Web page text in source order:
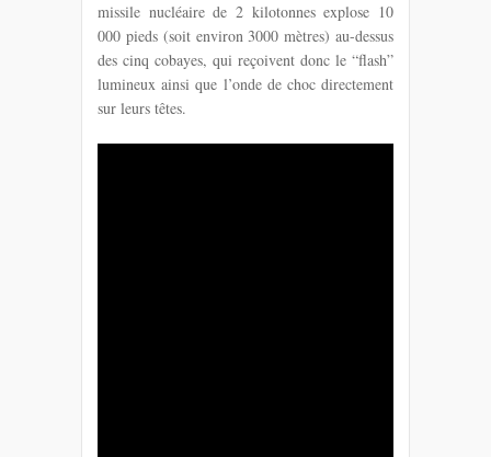
missile nucléaire de 2 kilotonnes explose 10
000 pieds (soit environ 3000 mètres) au-dessus
des cinq cobayes, qui reçoivent donc le “flash”
lumineux ainsi que l’onde de choc directement
sur leurs têtes.